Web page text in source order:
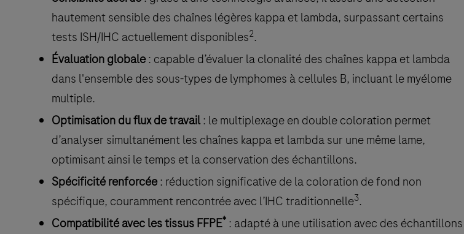
hautement sensible des chaînes légères kappa et lambda, surpassant certains
tests ISH/IHC actuellement disponibles2.
Évaluation globale: capable d’évaluer la clonalité des chaînes kappa et lambda
dans l'ensemble des sous-types de lymphomes à cellules B, incluant le myélome
multiple.
Optimisation du flux de travail: le multiplexage en double coloration permet
d’analyser simultanément les chaînes kappa et lambda sur une même lame,
optimisant ainsi le temps et la conservation des échantillons.
Spécificité renforcée: réduction significative de la coloration de fond non
spécifique, couramment rencontrée avec l’IHC traditionnelle3.
Compatibilité avec les tissus FFPE* : adapté à une utilisation avec des échantillons